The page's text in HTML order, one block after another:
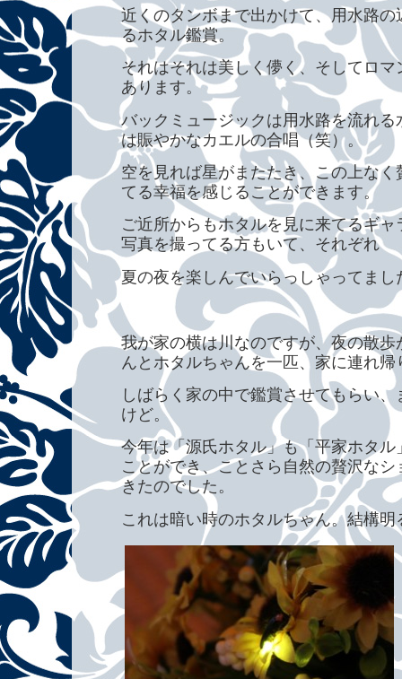
近くのタンボまで出かけて、用水路
るホタル鑑賞。
それはそれは美しく儚く、そしてロ
あります。
バックミュージックは用水路を流れ
は賑やかなカエルの合唱（笑）。
空を見れば星がまたたき、この上な
てる幸福を感じることができます。
ご近所からもホタルを見に来てるギ
写真を撮ってる方もいて、それぞれ
夏の夜を楽しんでいらっしゃってまし
我が家の横は川なのですが、夜の散
んとホタルちゃんを一匹、家に連れ
しばらく家の中で鑑賞させてもらい
けど。
今年は「源氏ホタル」も「平家ホタ
ことができ、ことさら自然の贅沢な
きたのでした。
これは暗い時のホタルちゃん。結構明